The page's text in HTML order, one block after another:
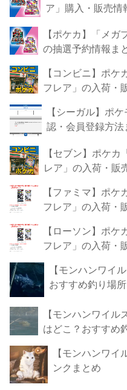
ア」購入・販売情
【ポケカ】「メガ
の抽選予約情報ま
【コンビニ】ポケ
フレア」の入荷・
【シーガル】ポ
認・会員登録方法
【セブン】ポケ
レア」の入荷・販
【ファミマ】ポケ
フレア」の入荷・
【ローソン】ポケ
フレア」の入荷・
【モンハンワイ
おすすめ釣り場所
【モンハンワイル
はどこ？おすすめ
【モンハンワイ
ンクまとめ